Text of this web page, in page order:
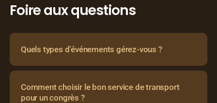
Foire aux questions
Quels types d’événements gérez-vous ?
Comment choisir le bon service de transport
pour un congrès ?